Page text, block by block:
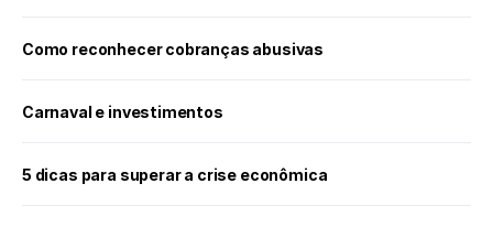
Como reconhecer cobranças abusivas
Carnaval e investimentos
5 dicas para superar a crise econômica